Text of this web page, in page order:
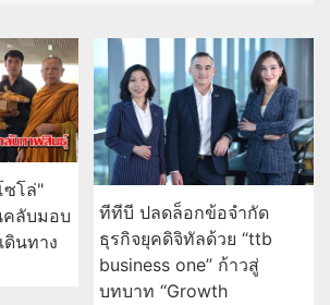
ซโล่"
ลับมอบ
ดินทาง
ทีทีบี ปลดล็อกข้อจำกัด
ธุรกิจยุคดิจิทัลด้วย “ttb
business one” ก้าวสู่
บทบาท “Growth